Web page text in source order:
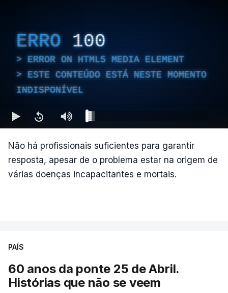
ERRO 100
ERROR ON HTML5 MEDIA ELEMENT
ESTE CONTEÚDO ESTÁ NESTE MOMENTO
INDISPONÍVEL
Não há profissionais suficientes para garantir
resposta, apesar de o problema estar na origem de
várias doenças incapacitantes e mortais.
PAÍS
60 anos da ponte 25 de Abril.
Histórias que não se veem